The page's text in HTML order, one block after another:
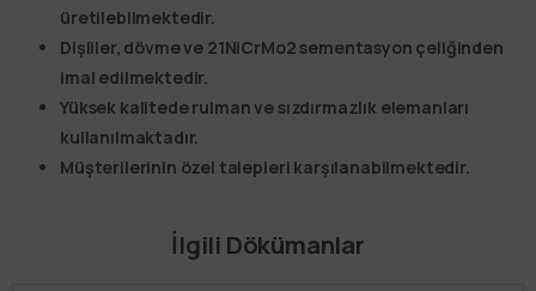
üretilebilmektedir.
Dişliler, dövme ve 21NiCrMo2 sementasyon çeliğinden
imal edilmektedir.
Yüksek kalitede rulman ve sızdırmazlık elemanları
kullanılmaktadır.
Müşterilerinin özel talepleri karşılanabilmektedir.
İlgili Dökümanlar